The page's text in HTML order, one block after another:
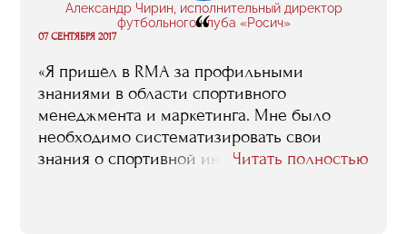
Александр Чирин, исполнительный директор
футбольного клуба «Росич»
“
07 СЕНТЯБРЯ 2017
«Я пришёл в RMA за профильными
знаниями в области спортивного
менеджмента и маркетинга. Мне было
необходимо систематизировать свои
знания о спортивной индустрии,Читать полностью